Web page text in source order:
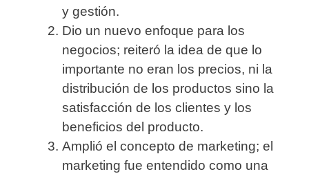
y gestión.
Dio un nuevo enfoque para los
negocios; reiteró la idea de que lo
importante no eran los precios, ni la
distribución de los productos sino la
satisfacción de los clientes y los
beneficios del producto.
Amplió el concepto de marketing; el
marketing fue entendido como una